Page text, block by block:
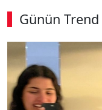
Günün
00:04 / 02:14